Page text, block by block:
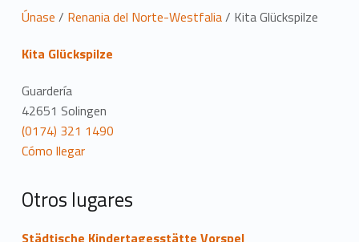
U
b
i
c
a
c
i
Únase / Renania del Norte-Westfalia/ Kita Glückspilze
Kita Glückspilze
Guardería
42651 Solingen
(0174) 321 1490
Cómo llegar
Otros lugares
Städtische Kindertagesstätte Vorspel